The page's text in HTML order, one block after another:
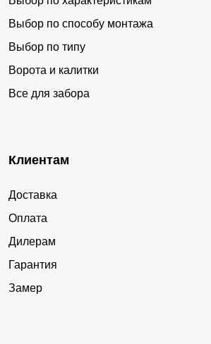
Выбор по способу монтажа
Выбор по типу
Ворота и калитки
Все для забора
Клиентам
Доставка
Оплата
Дилерам
Гарантия
Замер